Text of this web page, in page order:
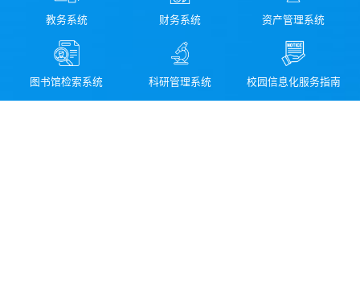
教务系统 财务系统 资产管理系统
图书馆检索系统 科研管理系统 校园信息化服务指南